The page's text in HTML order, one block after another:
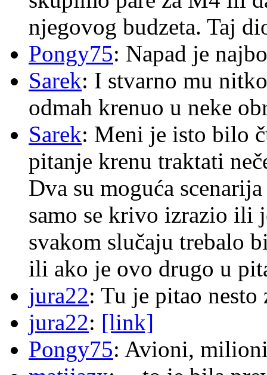
njegovog budzeta. Taj
Pongy75: Napad je
Sarek: I stvarno mu
odmah krenuo u neke
Sarek: Meni je isto bilo
pitanje krenu traktati
Dva su moguća
samo se krivo izrazio ili
svakom slučaju trebalo
ili ako je ovo drugo u
jura22: Tu je pitao
jura22: [link]
Pongy75: Avioni,